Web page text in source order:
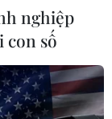
nghiệp
con số